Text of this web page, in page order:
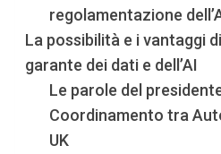
regolamentazione
La possibilità e i vantaggi
garante dei dati e dell’AI
Le parole del
Coordinamento tra
UK